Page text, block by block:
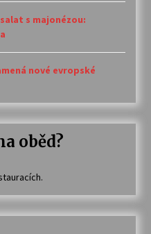
s majonézou:
nové evropské
oběd?